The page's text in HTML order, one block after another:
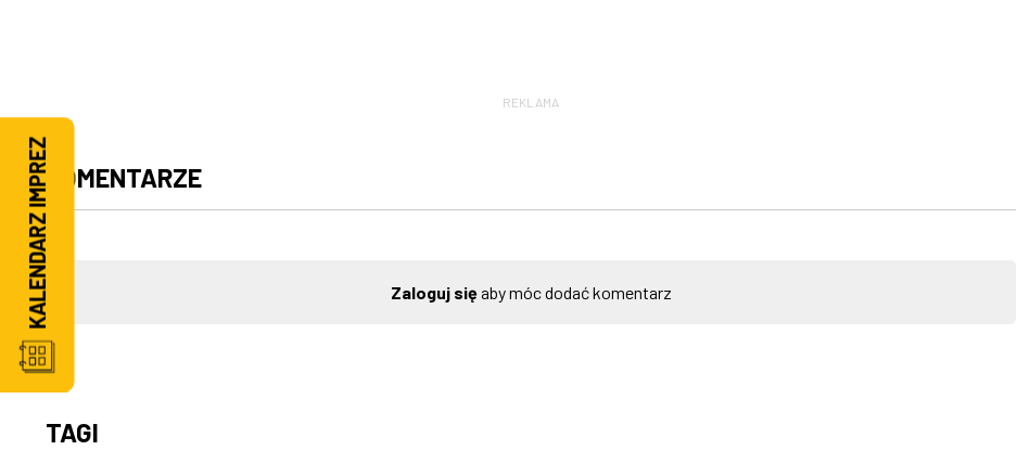
REKLAMA
KOMENTARZE
Zaloguj sięaby móc dodać komentarz
TAGI
KALENDARZ IMPREZ